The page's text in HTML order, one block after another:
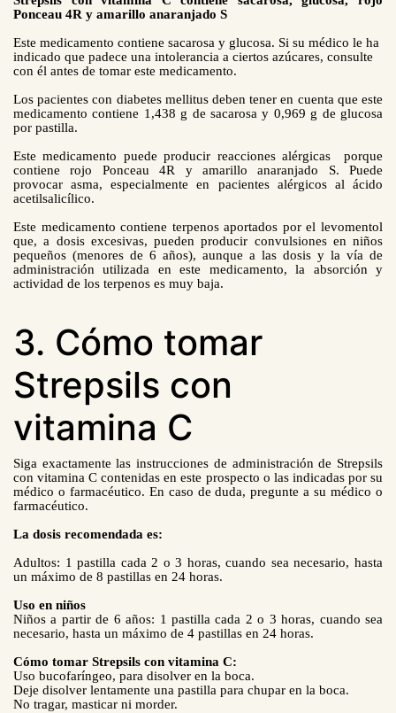
Ponceau 4R y amarillo anaranjado S
Este medicamento contiene sacarosa y glucosa. Si su médico le ha
indicado que padece una intolerancia a ciertos azúcares, consulte
con él antes de tomar este medicamento.
Los pacientes con diabetes mellitus deben tener en cuenta que este
medicamento contiene 1,438 g de sacarosa y 0,969 g de glucosa
por pastilla.
Este medicamento puede producir reacciones alérgicas porque
contiene rojo Ponceau 4R y amarillo anaranjado S. Puede
provocar asma, especialmente en pacientes alérgicos al ácido
acetilsalicílico.
Este medicamento contiene terpenos aportados por el levomentol
que, a dosis excesivas, pueden producir convulsiones en niños
pequeños (menores de 6 años), aunque a las dosis y la vía de
administración utilizada en este medicamento, la absorción y
actividad de los terpenos es muy baja.
3. Cómo tomar
Strepsils con
vitamina C
Siga exactamente las instrucciones de administración de Strepsils
con vitamina C contenidas en este prospecto o las indicadas por su
médico o farmacéutico. En caso de duda, pregunte a su médico o
farmacéutico.
La dosis recomendada es:
Adultos: 1 pastilla cada 2 o 3 horas, cuando sea necesario, hasta
un máximo de 8 pastillas en 24 horas.
Uso en niños
Niños a partir de 6 años: 1 pastilla cada 2 o 3 horas, cuando sea
necesario, hasta un máximo de 4 pastillas en 24 horas.
Cómo tomar Strepsils con vitamina C:
Uso bucofaríngeo, para disolver en la boca.
Deje disolver lentamente una pastilla para chupar en la boca.
No tragar, masticar ni morder.